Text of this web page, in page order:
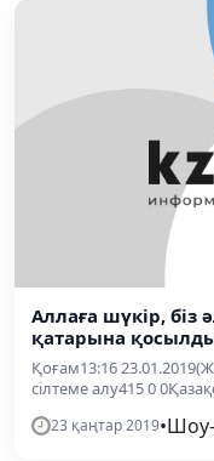
Аллаға шүкір, біз
қатарына
Қоғам13:16
сілтеме алу415 0
23 қаңтар 2019•